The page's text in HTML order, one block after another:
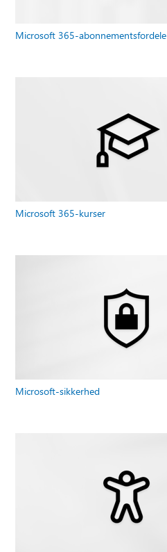
Microsoft 365-abonnementsfordele
Microsoft 365-kurser
Microsoft-sikkerhed